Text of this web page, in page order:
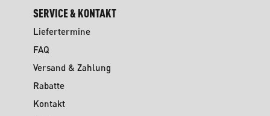
SERVICE & KONTAKT
Liefertermine
FAQ
Versand & Zahlung
Rabatte
Kontakt